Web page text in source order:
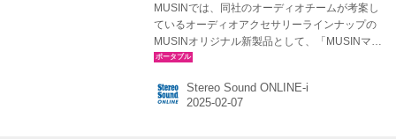
MUSINでは、同社のオーディオチームが考案し
ているオーディオアクセサリーラインナップの
MUSINオリジナル新製品として、「MUSINマル
チスタンド」（市場想定価格￥1,650）を本日発
に楽しんでもらうためのアイテムとして、オー
ディオ機器からガジェットまで幅広い製品に対
Stereo Sound ONLINE-i